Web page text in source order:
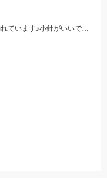
お客様から情報頂きました！三河湾内小アジ釣れています♪小針がいいですよ！針のサイズは3～4号がいいです！